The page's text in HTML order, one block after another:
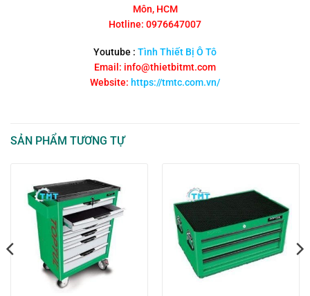
Môn, HCM
Hotline: 0976647007
Youtube : Tình Thiết Bị Ô Tô
Email: info@thietbitmt.com
Website: https://tmtc.com.vn/
SẢN PHẨM TƯƠNG TỰ